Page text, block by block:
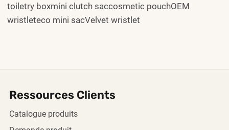
toiletry boxmini clutch saccosmetic pouchOEM
wristleteco mini sacVelvet wristlet
Ressources Clients
Catalogue produits